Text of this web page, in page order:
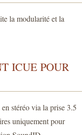
la modularité et la
ICUE POUR
stéréo via la prise 3.5
uniquement pour